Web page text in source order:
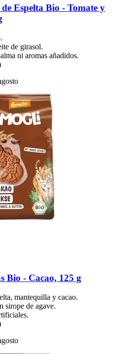
Espelta Bio -​ Tomate y
de girasol.
ni aromas añadidos.
Bio -​ Cacao, 125 g
mantequilla y cacao.
sirope de agave.